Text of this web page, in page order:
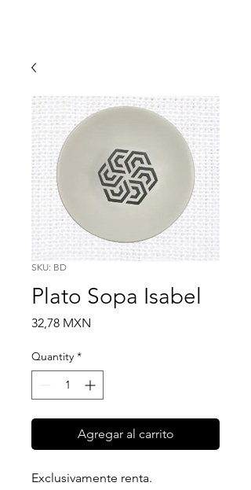
SKU: BD
Plato Sopa Isabel
32,78 MXN
Quantity *
Agregar al carrito
Exclusivamente renta.